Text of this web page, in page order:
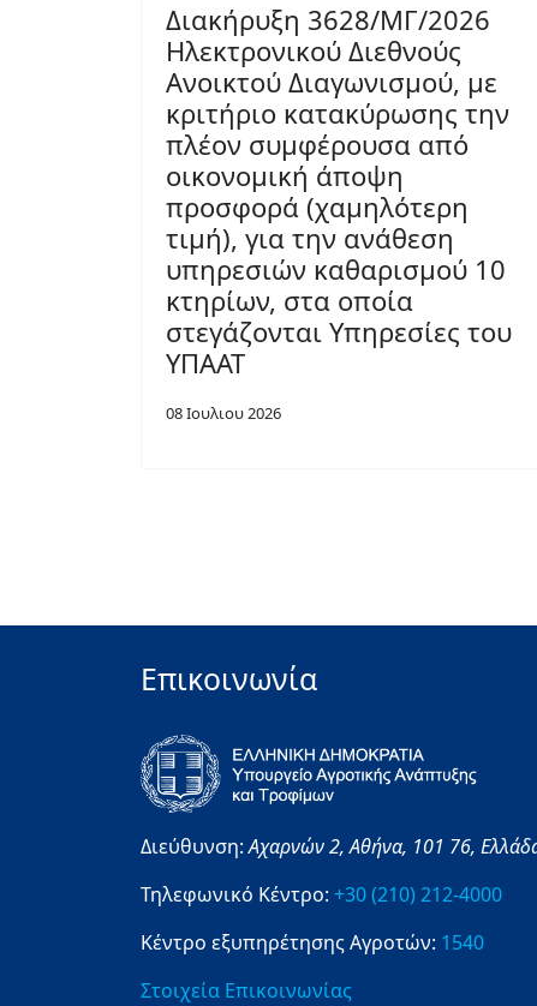
Διακήρυξη 3628/ΜΓ/2026
Ηλεκτρονικού Διεθνούς
Ανοικτού Διαγωνισμού, με
κριτήριο κατακύρωσης την
πλέον συμφέρουσα από
οικονομική άποψη
προσφορά (χαμηλότερη
τιμή), για την ανάθεση
υπηρεσιών καθαρισμού 10
κτηρίων, στα οποία
στεγάζονται Υπηρεσίες του
ΥΠΑΑΤ
08 Ιουλιου 2026
Επικοινωνία
Διεύθυνση:Αχαρνών 2,Αθήνα, 101 76,
Τηλεφωνικό Κέντρο: +30 (210) 212-4000
Κέντρο εξυπηρέτησης Αγροτών: 1540
Στοιχεία Επικοινωνίας